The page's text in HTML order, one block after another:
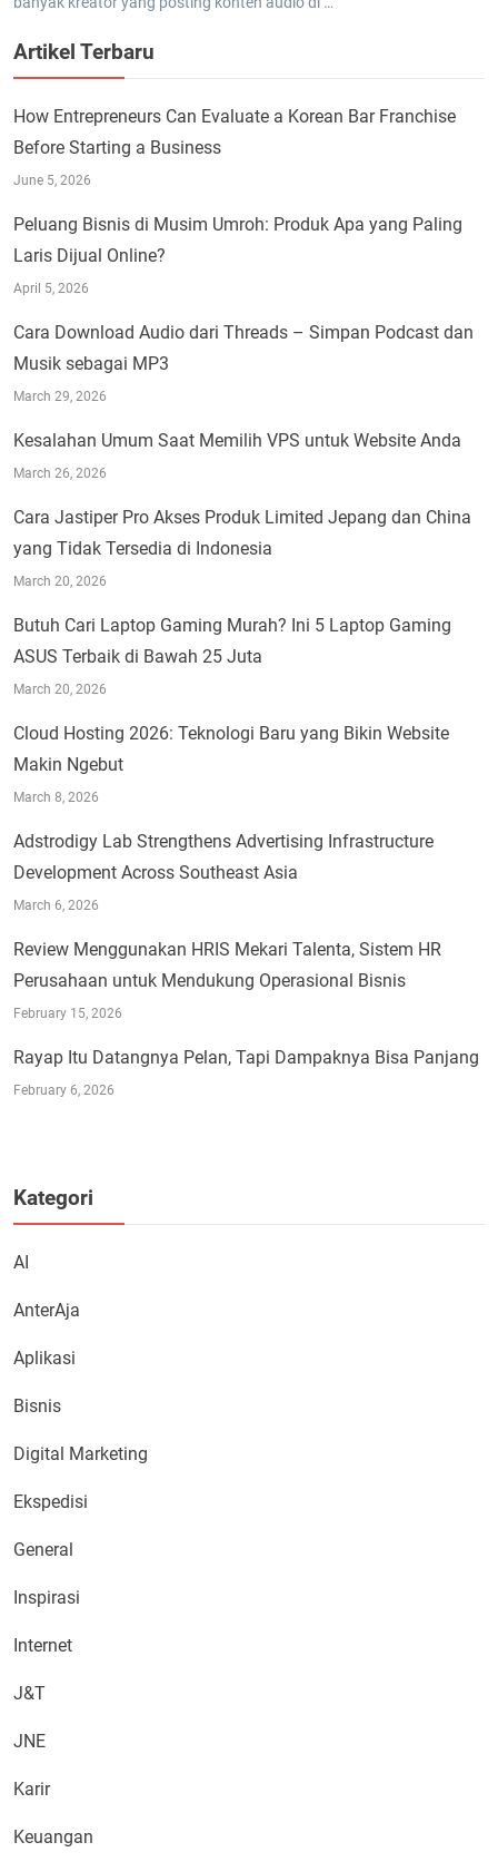
Artikel Terbaru
How Entrepreneurs Can Evaluate a Korean Bar Franchise
Before Starting a Business
June 5, 2026
Peluang Bisnis di Musim Umroh: Produk Apa yang Paling
Laris Dijual Online?
April 5, 2026
Cara Download Audio dari Threads – Simpan Podcast dan
Musik sebagai MP3
March 29, 2026
Kesalahan Umum Saat Memilih VPS untuk Website Anda
March 26, 2026
Cara Jastiper Pro Akses Produk Limited Jepang dan China
yang Tidak Tersedia di Indonesia
March 20, 2026
Butuh Cari Laptop Gaming Murah? Ini 5 Laptop Gaming
ASUS Terbaik di Bawah 25 Juta
March 20, 2026
Cloud Hosting 2026: Teknologi Baru yang Bikin Website
Makin Ngebut
March 8, 2026
Adstrodigy Lab Strengthens Advertising Infrastructure
Development Across Southeast Asia
March 6, 2026
Review Menggunakan HRIS Mekari Talenta, Sistem HR
Perusahaan untuk Mendukung Operasional Bisnis
February 15, 2026
Rayap Itu Datangnya Pelan, Tapi Dampaknya Bisa Panjang
February 6, 2026
Kategori
AI
AnterAja
Aplikasi
Bisnis
Digital Marketing
Ekspedisi
General
Inspirasi
Internet
J&T
JNE
Karir
Keuangan